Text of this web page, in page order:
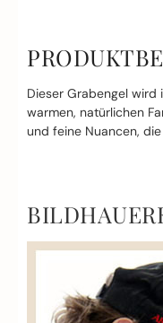
Dieser Grabengel wird
warmen, natürlichen
und feine Nuancen,